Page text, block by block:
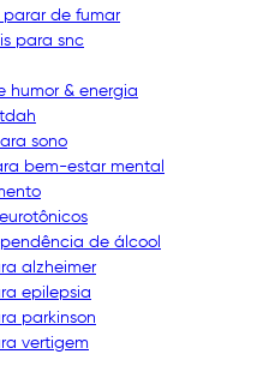
parar de fumar
para snc
humor & energia
sono
bem-estar mental
de álcool
alzheimer
epilepsia
parkinson
vertigem